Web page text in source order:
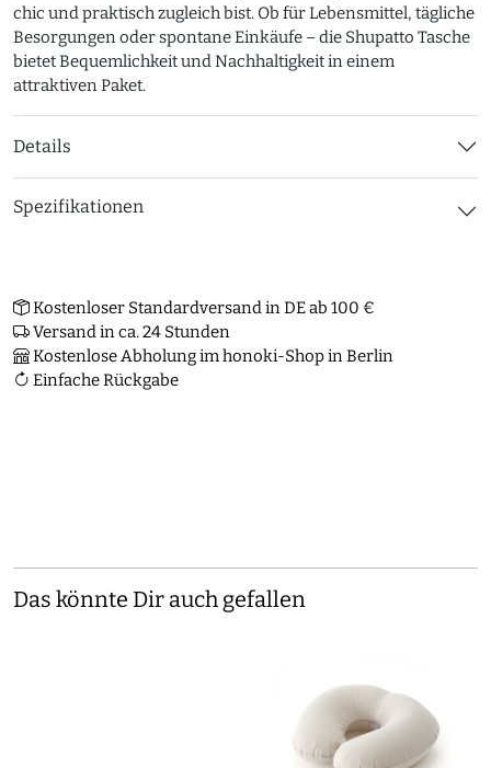
chic und praktisch zugleich bist. Ob für Lebensmittel, tägliche
Besorgungen oder spontane Einkäufe – die Shupatto Tasche
bietet Bequemlichkeit und Nachhaltigkeit in einem
attraktiven Paket.
Details
Spezifikationen
Kostenloser Standardversand in DE ab 100 €
Versand in ca. 24 Stunden
Kostenlose Abholung im honoki-Shop in Berlin
Einfache Rückgabe
Das könnte Dir auch gefallen